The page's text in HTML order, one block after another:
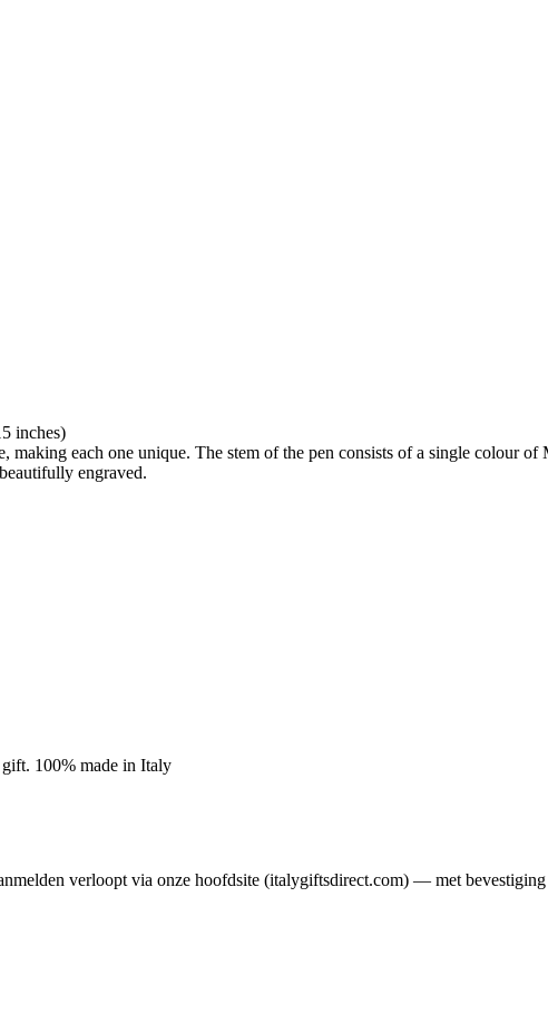
inches)
each one unique. The stem of the pen consists of a single colour
engraved.
gift. 100% made in Italy
verloopt via onze hoofdsite (italygiftsdirect.com) — met bevestiging